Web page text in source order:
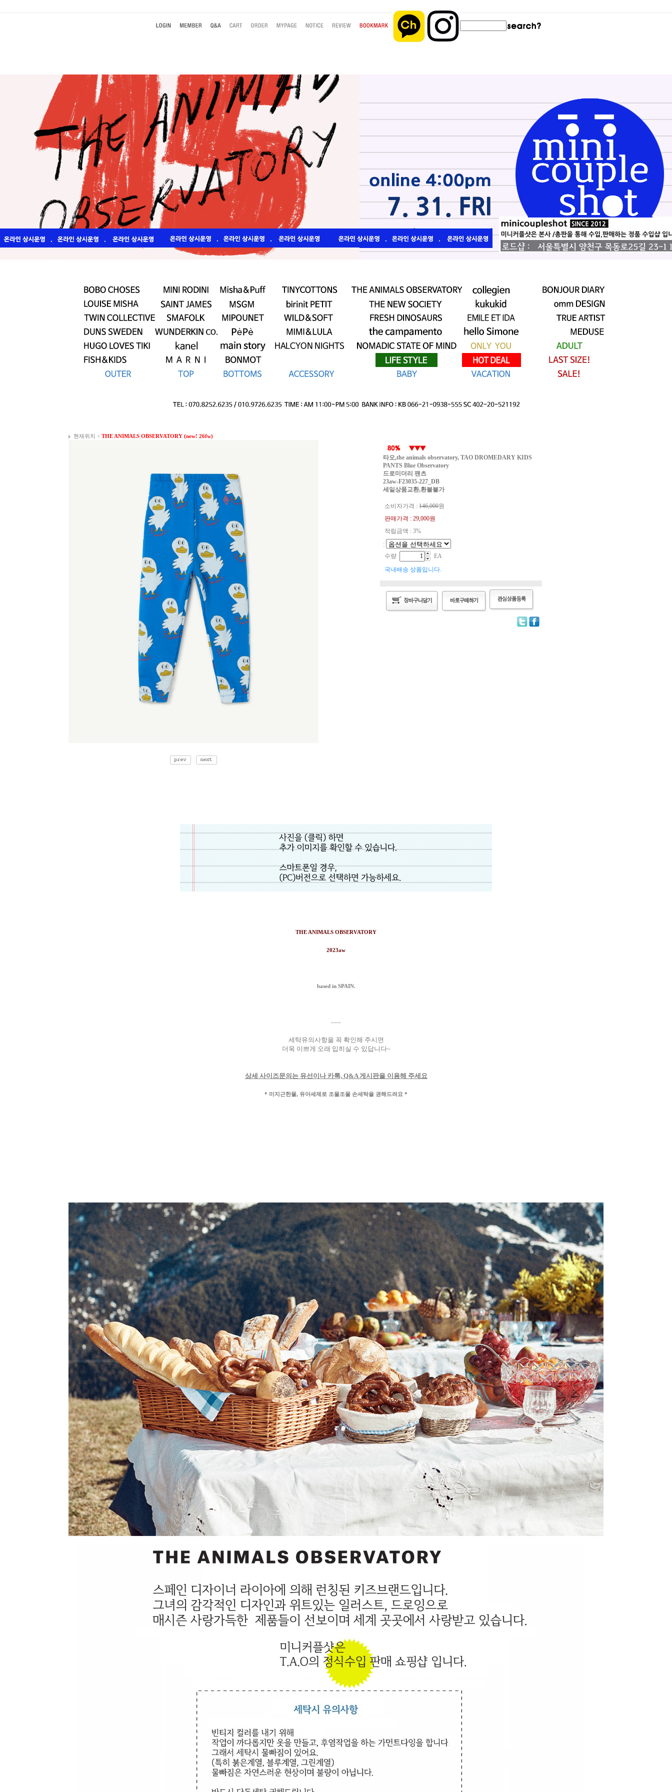
현재위치 > THE ANIMALS OBSERVATORY (new! 26fw)
타오,the animals observatory, TAO DROMEDARY KIDS
PANTS Blue Observatory
드로미더리 팬츠
23aw-F23035-227_DB
세일상품교환,환불불가
소비자가격 : 146,000원
판매가격 : 29,000원
적립금액 : 3%
:
수량
EA
국내배송 상품입니다.
THE ANIMALS OBSERVATORY
2023aw
based in SPAIN.
-----
세탁유의사항을 꼭 확인해 주시면
더욱 이쁘게 오래 입히실 수 있답니다~
상세 사이즈문의는 유선이나 카톡, Q&A 게시판을 이용해 주세요
* 미지근한물, 유아세제로 조물조물 손세탁을 권해드려요 *